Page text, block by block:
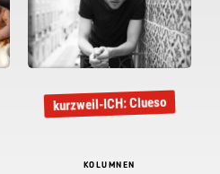
kurzweil-ICH: Clueso
KOLUMNEN